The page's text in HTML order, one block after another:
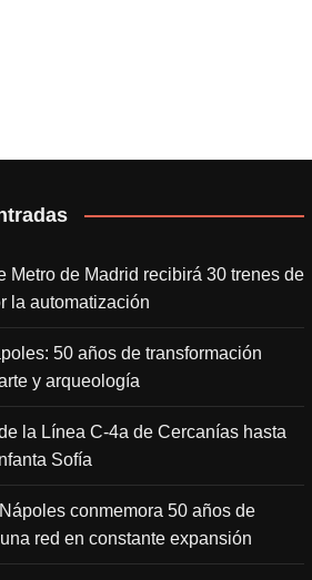
Metro de Madrid recibirá 30 trenes de
la automatización
50 años de transformación
y arqueología
la Línea C-4a de Cercanías hasta
Sofía
conmemora 50 años de
red en constante expansión